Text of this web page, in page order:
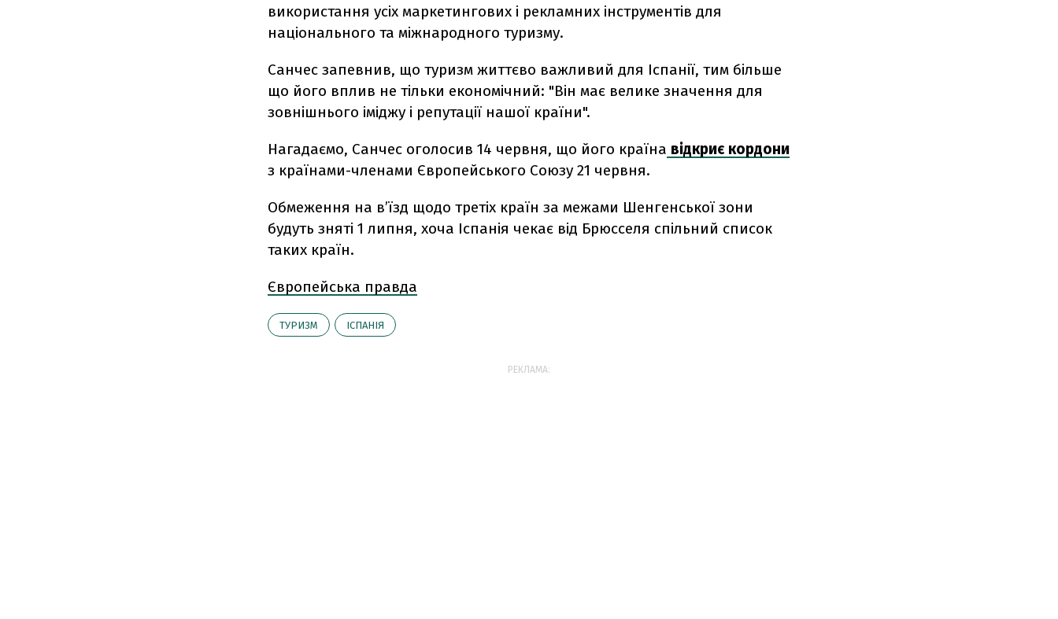
використання усіх маркетингових і рекламних інструментів для
національного та міжнародного туризму.
Санчес запевнив, що туризм життєво важливий для Іспанії, тим більше
що його вплив не тільки економічний: "Він має велике значення для
зовнішнього іміджу і репутації нашої країни".
Нагадаємо, Санчес оголосив 14 червня, що його країна відкриє кордони
з країнами-членами Європейського Союзу 21 червня.
Обмеження на в’їзд щодо третіх країн за межами Шенгенської зони
будуть зняті 1 липня, хоча Іспанія чекає від Брюсселя спільний список
таких країн.
Європейська правда
ТУРИЗМ ІСПАНІЯ
РЕКЛАМА: